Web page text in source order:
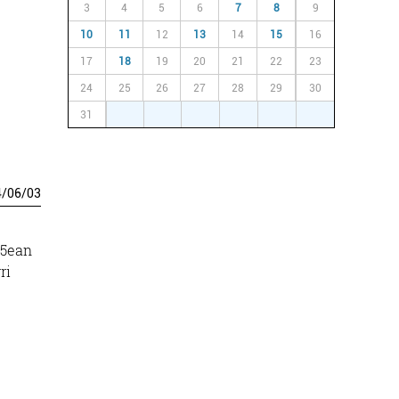
/06/03
3 4 5 6 7 8 9
10 11 12 13 14 15 16
17 18 19 20 21 22 23
24 25 26 27 28 29 30
31